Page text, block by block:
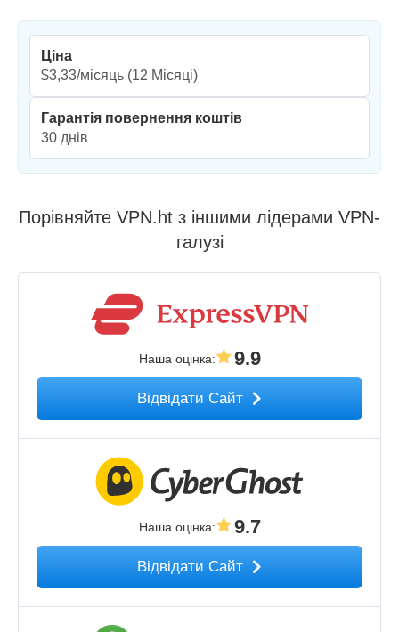
Ціна
$3,33/місяць (12 Місяці)
Гарантія повернення коштів
30 днів
Порівняйте VPN.ht з іншими лідерами VPN-
галузі
Наша оцінка: 9.9
Відвідати Сайт
Наша оцінка: 9.7
Відвідати Сайт